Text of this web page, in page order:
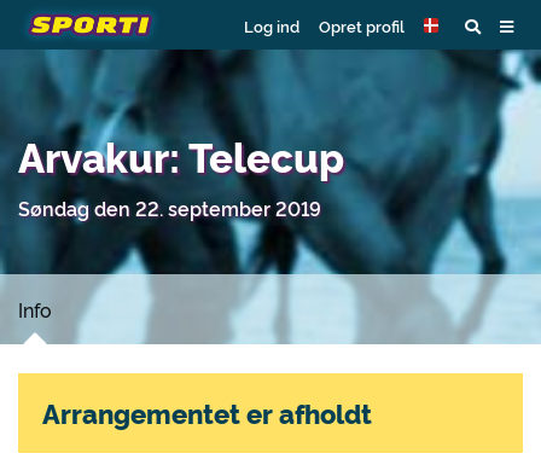
Log ind Opret profil
Arvakur: Telecup
Søndag den 22. september 2019
Info
Arrangementet er afholdt